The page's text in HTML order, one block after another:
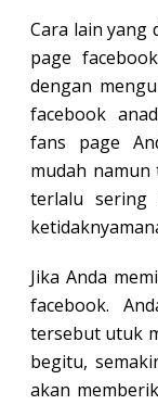
Cara lain yang
page
dengan
facebook
fans page
mudah
terlalu sering
Jika Anda
facebook.
tersebut utuk
begitu,
akan